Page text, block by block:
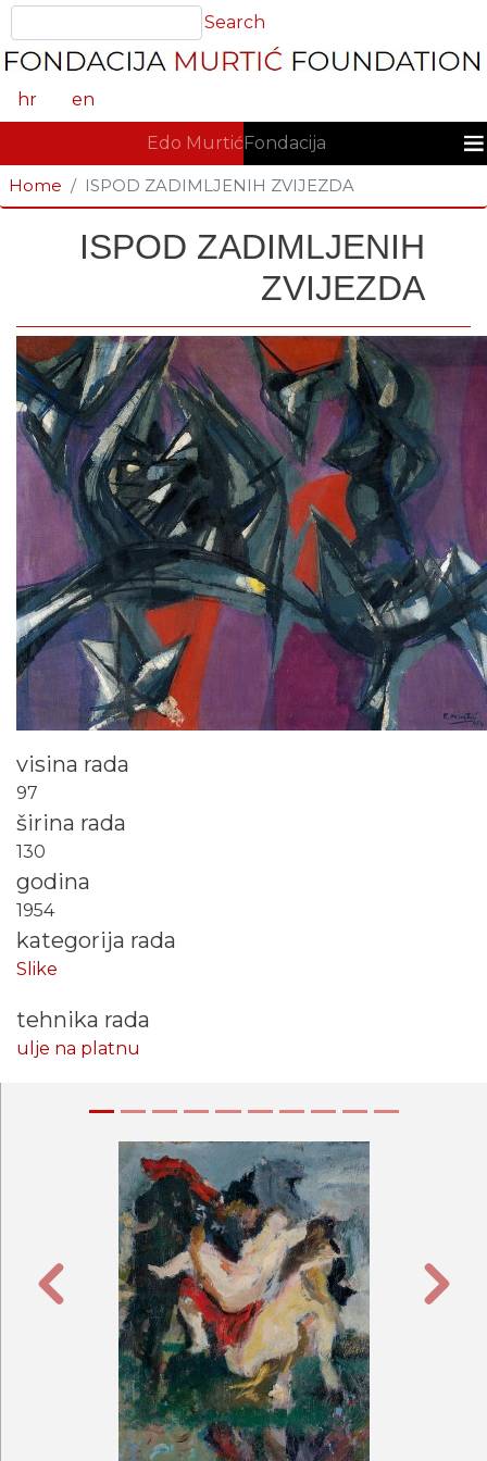
Skoči
glavni
Search
hr en
GLAVNA NAVIGACIJA
Edo MurtićFondacija
Home ISPOD ZADIMLJENIH ZVIJEZDA
ISPOD ZADIMLJENIH
ZVIJEZDA
Fotografija
visina rada
97
širina rada
130
godina
1954
kategorija rada
Slike
tehnika rada
ulje na platnu
Prethodna